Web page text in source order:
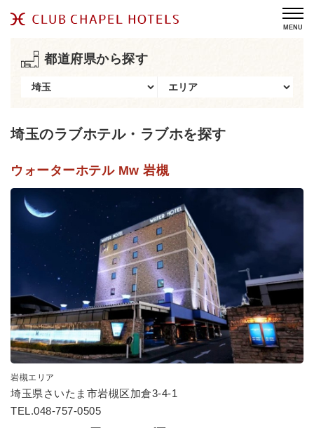
MENU
都道府県から探す
埼玉のラブホテル・ラブホを探す
ウォーターホテル Mw 岩槻
岩槻エリア
埼玉県さいたま市岩槻区加倉3-4-1
TEL.048-757-0505